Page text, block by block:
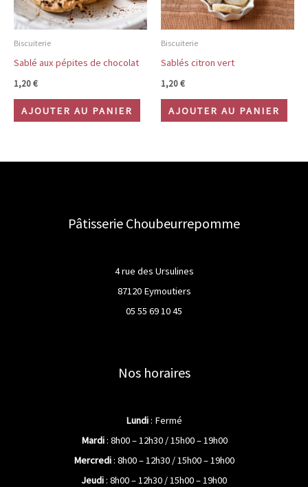
Biscuiterie
Sablé aux pépites de chocolat
1,20€
AJOUTER AU PANIER
Biscuiterie
Sablés citron vert
1,20€
AJOUTER AU PANIER
Pâtisserie Choubeurrepomme
4 rue des Ursulines
87120 Eymoutiers
05 55 69 10 45
Nos horaires
Lundi: Fermé
Mardi: 8h00 – 12h30 / 15h00 – 19h00
Mercredi: 8h00 – 12h30 / 15h00 – 19h00
Jeudi: 8h00 – 12h30 / 15h00 – 19h00